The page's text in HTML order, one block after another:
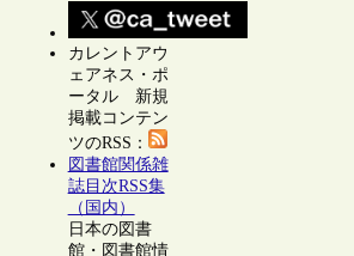
カレントアウ
ェアネス・ポ
ータル 新規
掲載コンテン
ツのRSS：
図書館関係雑
誌目次RSS集
（国内）
日本の図書
館・図書館情